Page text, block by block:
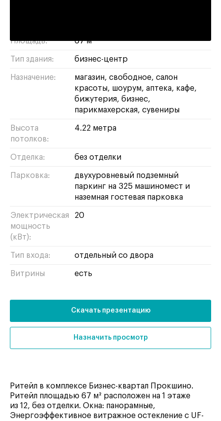
Площадь: 67 м²
Тип здания: бизнес-центр
Назначение: магазин свободное салон
красоты
шоурум аптека
кафе
бижутерия бизнес
парикмахерская сувениры
Высота
потолков:
4.22 метра
Отделка: без отделки
Парковка:
двухуровневый подземный
паркинг на 325 машиномест и
наземная гостевая парковка
Электрическая
мощность
(кВт):
20
Тип входа: отдельный со двора
Витрины есть
Скачать презентацию
Назначить просмотр
Ритейл в комплексе Бизнес-квартал Прокшино.
Ритейл площадью 67 м² расположен на 1 этаже
из 12, без отделки. Окна: панорамные,
Энергоэффективное витражное остекление с UF-